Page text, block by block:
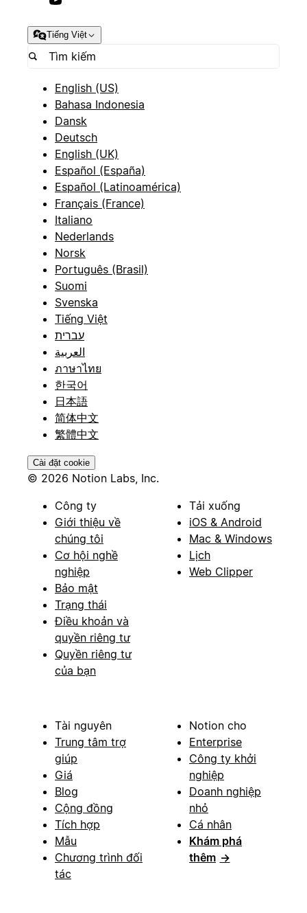
Tiếng Việt
English (US)
Bahasa Indonesia
Dansk
Deutsch
English (UK)
Español (España)
Español (Latinoamérica)
Français (France)
Italiano
Nederlands
Norsk
Português (Brasil)
Suomi
Svenska
Tiếng Việt
עברית
العربية
ภาษาไทย
한국어
日本語
简体中文
繁體中文
Cài đặt cookie
© 2026 Notion Labs, Inc.
Công ty
Giới thiệu về
chúng tôi
Cơ hội nghề
nghiệp
Bảo mật
Trạng thái
Điều khoản và
quyền riêng tư
Quyền riêng tư
của bạn
Tải xuống
iOS & Android
Mac & Windows
Lịch
Web Clipper
Tài nguyên
Trung tâm trợ
giúp
Giá
Blog
Cộng đồng
Tích hợp
Mẫu
Chương trình đối
tác
Notion cho
Enterprise
Công ty khởi
nghiệp
Doanh nghiệp
nhỏ
Cá nhân
Khám phá
thêm →